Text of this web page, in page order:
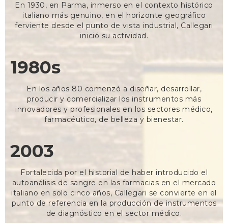
En 1930, en Parma, inmerso en el contexto histórico
italiano más genuino, en el horizonte geográfico
ferviente desde el punto de vista industrial, Callegari
inició su actividad.
1980s
En los años 80 comenzó a diseñar, desarrollar,
producir y comercializar los instrumentos más
innovadores y profesionales en los sectores médico,
farmacéutico, de belleza y bienestar.
2003
Fortalecida por el historial de haber introducido el
autoanálisis de sangre en las farmacias en el mercado
italiano en solo cinco años, Callegari se convierte en el
punto de referencia en la producción de instrumentos
de diagnóstico en el sector médico.